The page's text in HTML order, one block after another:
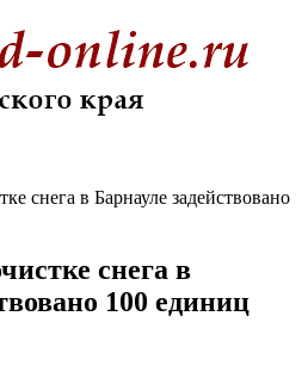
снега в Барнауле задействовано
снега в
100 единиц